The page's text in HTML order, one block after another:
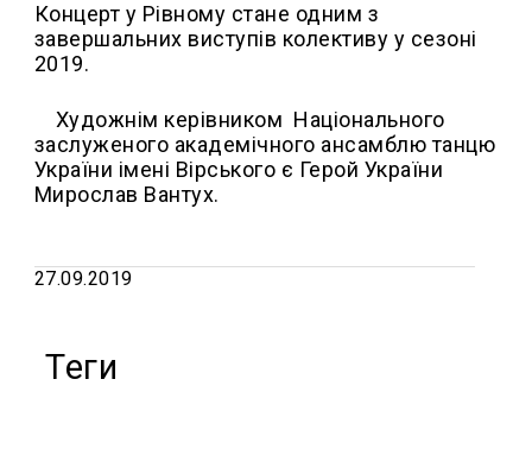
Концерт у Рівному стане одним з
завершальних виступів колективу у сезоні
2019.
Художнім керівником Національного
заслуженого академічного ансамблю танцю
України імені Вірського є Герой України
Мирослав Вантух.
27.09.2019
Теги